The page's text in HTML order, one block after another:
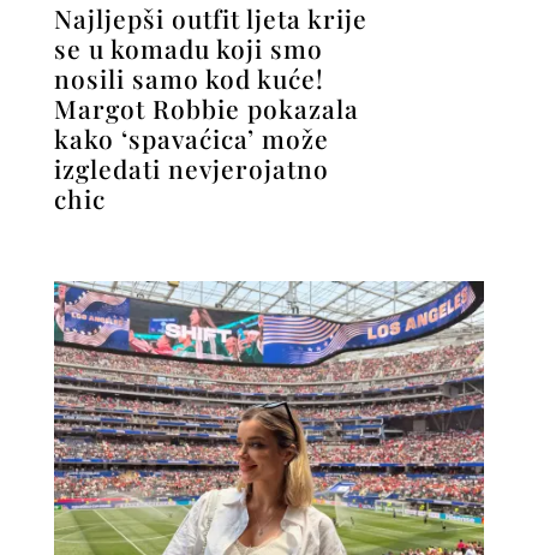
Najljepši outfit ljeta krije
se u komadu koji smo
nosili samo kod kuće!
Margot Robbie pokazala
kako ‘spavaćica’ može
izgledati nevjerojatno
chic